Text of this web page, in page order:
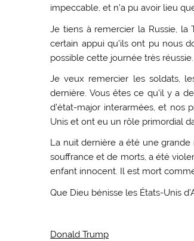
impeccable, et n’a pu avoir lieu
Je tiens à remercier la Russie, la
certain appui qu’ils ont pu nous
possible cette journée très réussie.
Je veux remercier les soldats,
dernière. Vous êtes ce qu’il y a
d’état-major interarmées, et nos
Unis et ont eu un rôle primordial
La nuit dernière a été une
souffrance et de morts, a été
enfant innocent. Il est mort
Que Dieu bénisse les États-Unis
Donald Trump